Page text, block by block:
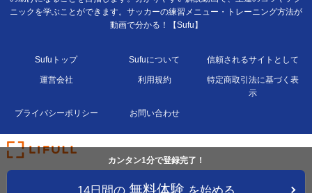
カンタン1分で登録完了！
無料体験
ニックを学ぶことができます。サッカーの練習メニュー・トレーニング方法が
動画で分かる！【Sufu】
Sufuトップ Sufuについて 信頼されるサイトとして
運営会社 利用規約
特定商取引法に基づく表
示
プライバシーポリシー お問い合わせ